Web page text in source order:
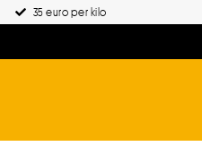
35 euro per kilo